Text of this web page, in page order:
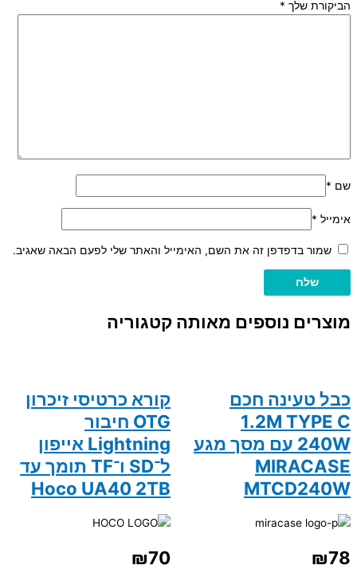
הביקורת שלך *
שם *
אימייל *
שמור בדפדפן זה את השם, האימייל והאתר שלי לפעם הבאה שאגיב.
מוצרים נוספים מאותה קטגוריה
כבל טעינה חכם
1.2M TYPE C
240W עם מסך מגע
MIRACASE
MTCD240W
₪78
קורא כרטיסי זיכרון
OTG חיבור
Lightning אייפון
ל־SD ו־TF תומך עד
Hoco UA40 2TB
₪70